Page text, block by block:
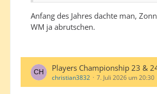
Razma(Oom 41)
Scutt( Oom 46)
Edit: Würde aber anstatt Hood
Anfang des Jahres dachte man,
WM ja abrutschen.
Players Championship 23 &
christian3832 7. Juli 2026 um 20:30